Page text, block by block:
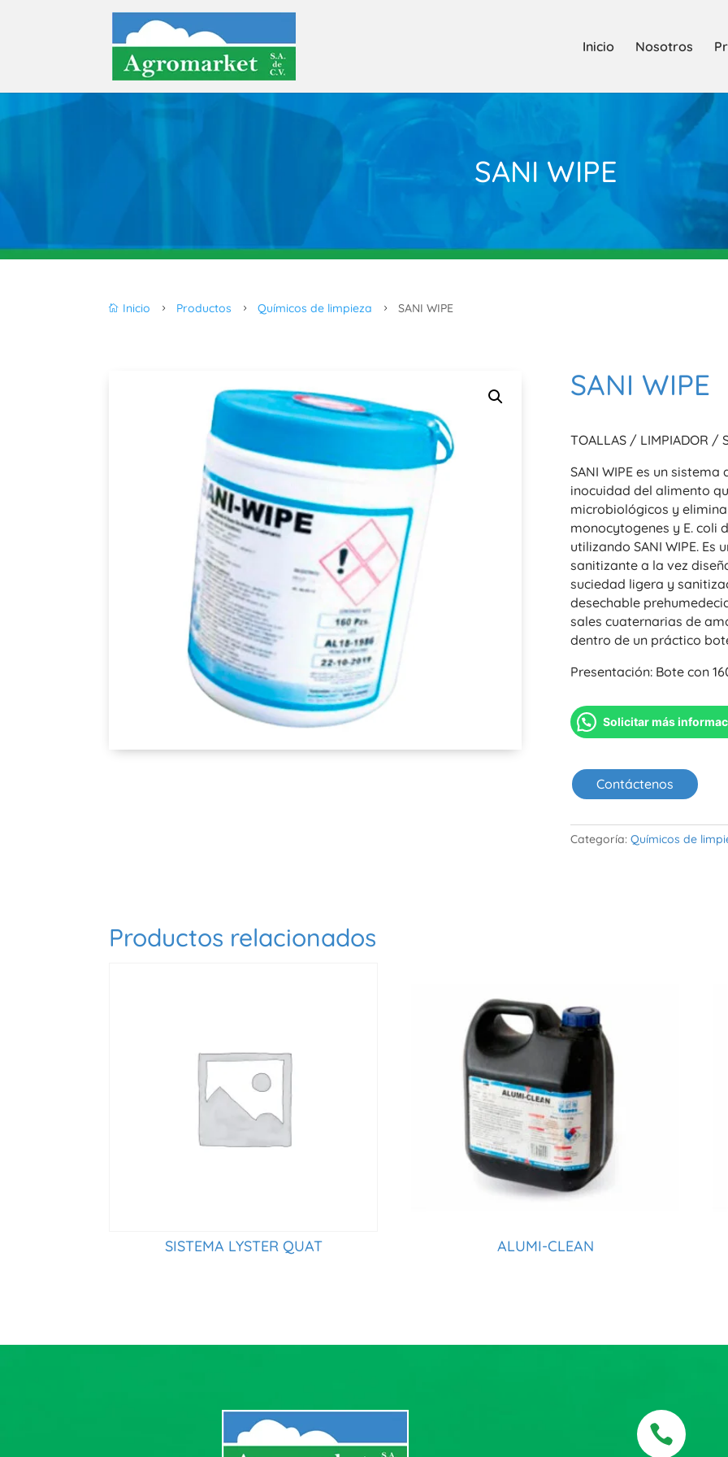
Inicio Nosotros
SANI WIPE
 Inicio 5 Productos 5 Químicos de limpieza 5 SANI WIPE
SANI WIPE
TOALLAS / LIMPIADOR /
SANI WIPE es un
inocuidad del alimento
microbiológicos y
monocytogenes y E. coli
utilizando SANI WIPE.
sanitizante a la vez
suciedad ligera y
desechable
sales cuaternarias de
dentro de un práctico
Presentación: Bote con
Solicitar más
Contáctenos
Categoría: Químicos de
Productos relacionados
SISTEMA LYSTER QUAT ALUMI-CLEAN
